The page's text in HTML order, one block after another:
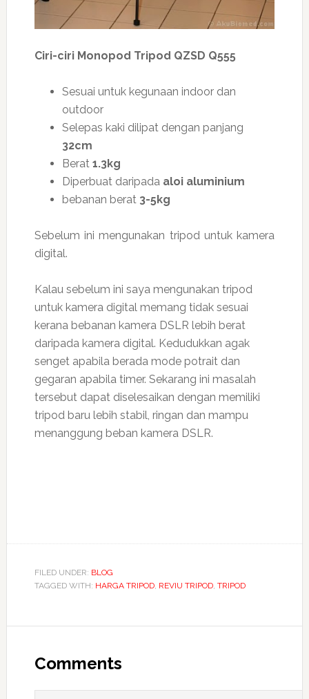
Ciri-ciri Monopod Tripod QZSD Q555
Sesuai untuk kegunaan indoor dan
outdoor
Selepas kaki dilipat dengan panjang
32cm
Berat 1.3kg
Diperbuat daripada aloi aluminium
bebanan berat 3-5kg
Sebelum ini mengunakan tripod untuk kamera
digital.
Kalau sebelum ini saya mengunakan tripod
untuk kamera digital memang tidak sesuai
kerana bebanan kamera DSLR lebih berat
daripada kamera digital. Kedudukkan agak
senget apabila berada mode potrait dan
gegaran apabila timer. Sekarang ini masalah
tersebut dapat diselesaikan dengan memiliki
tripod baru lebih stabil, ringan dan mampu
menanggung beban kamera DSLR.
FILED UNDER: BLOG
TAGGED WITH: HARGA TRIPOD, REVIU TRIPOD, TRIPOD
Interactions
Comments